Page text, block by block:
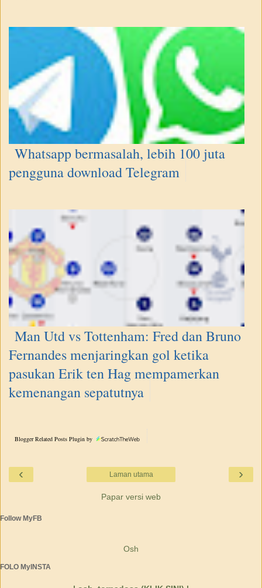
Whatsapp bermasalah, lebih 100 juta
pengguna download Telegram
Man Utd vs Tottenham: Fred dan Bruno
Fernandes menjaringkan gol ketika
pasukan Erik ten Hag mempamerkan
kemenangan sepatutnya
Blogger Related Posts Plugin by
‹ ›
Laman utama
Papar versi web
Follow MyFB
Osh
FOLO MyINSTA